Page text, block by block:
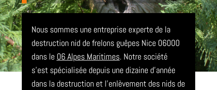
Nous sommes une entreprise experte de la
destruction nid de frelons guêpes Nice 06000
dans le 06 Alpes Maritimes. Notre société
s’est spécialisée depuis une dizaine d’année
dans la destruction et l’enlèvement des nids de